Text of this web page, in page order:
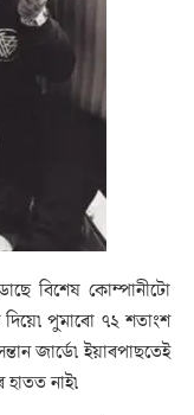
বিশেষ কোম্পানীটো
দিয়ে৷ পুমাৰো ৭২ শতাংশ
জাৰ্ডে৷ ইয়াৰপাছতেই
নাই৷